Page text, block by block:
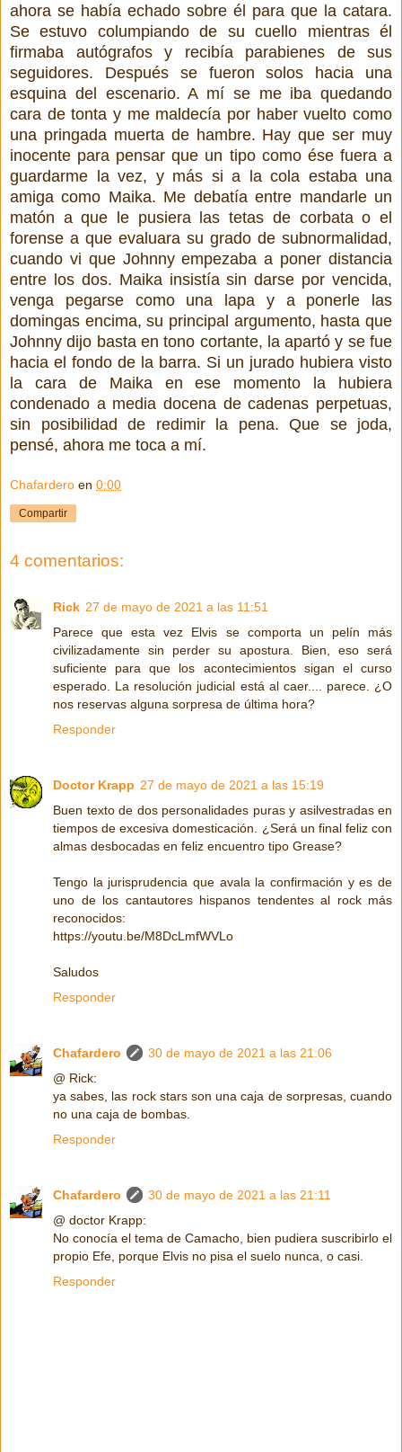
ahora se había echado sobre él para que la catara.
Se estuvo columpiando de su cuello mientras él
firmaba autógrafos y recibía parabienes de sus
seguidores. Después se fueron solos hacia una
esquina del escenario. A mí se me iba quedando
cara de tonta y me maldecía por haber vuelto como
una pringada muerta de hambre. Hay que ser muy
inocente para pensar que un tipo como ése fuera a
guardarme la vez, y más si a la cola estaba una
amiga como Maika. Me debatía entre mandarle un
matón a que le pusiera las tetas de corbata o el
forense a que evaluara su grado de subnormalidad,
cuando vi que Johnny empezaba a poner distancia
entre los dos. Maika insistía sin darse por vencida,
venga pegarse como una lapa y a ponerle las
domingas encima, su principal argumento, hasta que
Johnny dijo basta en tono cortante, la apartó y se fue
hacia el fondo de la barra. Si un jurado hubiera visto
la cara de Maika en ese momento la hubiera
condenado a media docena de cadenas perpetuas,
sin posibilidad de redimir la pena. Que se joda,
pensé, ahora me toca a mí.
Chafardero en 0:00
Compartir
4 comentarios:
Rick 27 de mayo de 2021 a las 11:51
Parece que esta vez Elvis se comporta un pelín más
civilizadamente sin perder su apostura. Bien, eso será
suficiente para que los acontecimientos sigan el curso
esperado. La resolución judicial está al caer.... parece. ¿O
nos reservas alguna sorpresa de última hora?
Responder
Doctor Krapp 27 de mayo de 2021 a las 15:19
Buen texto de dos personalidades puras y asilvestradas en
tiempos de excesiva domesticación. ¿Será un final feliz con
almas desbocadas en feliz encuentro tipo Grease?
Tengo la jurisprudencia que avala la confirmación y es de
uno de los cantautores hispanos tendentes al rock más
reconocidos:
https://youtu.be/M8DcLmfWVLo
Saludos
Responder
Chafardero
30 de mayo de 2021 a las 21:06
@ Rick:
ya sabes, las rock stars son una caja de sorpresas, cuando
no una caja de bombas.
Responder
Chafardero
30 de mayo de 2021 a las 21:11
@ doctor Krapp:
No conocía el tema de Camacho, bien pudiera suscribirlo el
propio Efe, porque Elvis no pisa el suelo nunca, o casi.
Responder